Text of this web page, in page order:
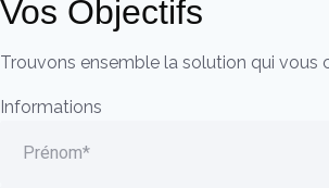
Vos Objectifs
Trouvons ensemble la solution qui vous
Informations